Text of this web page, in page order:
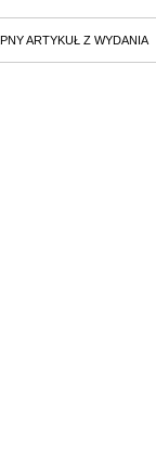
ARTYKUŁ Z WYDANIA